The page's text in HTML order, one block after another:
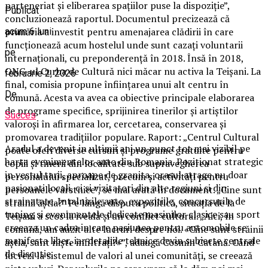
parteneriat și eliberarea spațiilor puse la dispoziție”,
concluzionează raportul. Documentul precizează că
primăria a investit pentru amenajarea clădirii în care
funcționează acum hostelul unde sunt cazați voluntarii
internaționali, cu preponderență în 2018. Însă în 2018,
ONG-ul Curba de Cultură nici măcar nu activa la Teișani. La
final, comisia propune înființarea unui alt centru în
comună. Acesta va avea ca obiective principale elaborarea
de programe specifice, sprijinirea tinerilor şi artiștilor
valoroși în afirmarea lor, cercetarea, conservarea și
promovarea tradițiilor populare. Raport: „Centrul Cultural
poate oferi diverse cursuri şi programe gratuite pentru
copiii și tinerii din localitate sub supravegherea
personalului specializat, precum şi activități pentru
persoanele vârstnice”, se mai arată în document. „Cine sunt
străinii ăștia?” Pe lângă disputa politică, situația de la
Teișani a scos la iveală și un conflict cultural. „Aici, în
comună, am auzit alte lucruri despre noi. «Cine sunt străinii
ăștia, sunt niște infiltrați?»”, adaugă Cosmin Catană. Când
lucrezi la sistemul de valori al unei comunități, se creează
Publicat
acum 6 luni
pe
februarie 2, 2026
De
Succes
Aradul a devenit in ultimii ani un punct tot mai vizibil pe
harta evenimentelor auto din Romania. Pozitionat strategic
in vestul tarii, aproape de granita, orasul atrage nu doar
pasionati locali, ci si vizitatori din alte regiuni si din
strainatate. Intalnirile auto, expozitiile, concursurile de
tuning si evenimentele dedicate masinilor clasice sau sport
creeaza un cadru in care pasiunea pentru automobile se
manifesta liber, iar detaliile tehnice devin subiecte centrale
de discutie.